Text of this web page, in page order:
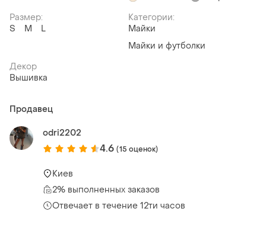
Размер:
S
M L
Категории:
Майки
Майки и футболки
Декор
Вышивка
Продавец
odri2202
4.6 (15 оценок)
Киев
2% выполненных заказов
Отвечает в течение 12ти часов